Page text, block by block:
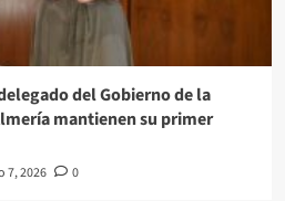
del Gobierno de la
mantienen su primer
7, 2026 0